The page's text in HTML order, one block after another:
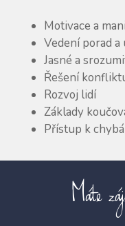
Motivace a
Vedení porad a
Jasné a
Řešení
Rozvoj lidí
Základy
Přístup k
Máte